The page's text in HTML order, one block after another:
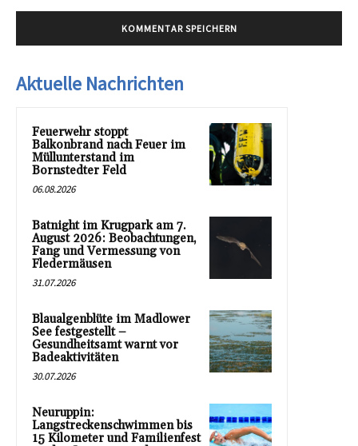
Aktuelle Nachrichten
Feuerwehr stoppt
Balkonbrand nach Feuer im
Müllunterstand im
Bornstedter Feld
06.08.2026
Batnight im Krugpark am 7.
August 2026: Beobachtungen,
Fang und Vermessung von
Fledermäusen
31.07.2026
Blaualgenblüte im Madlower
See festgestellt –
Gesundheitsamt warnt vor
Badeaktivitäten
30.07.2026
Neuruppin:
Langstreckenschwimmen bis
15 Kilometer und Familienfest